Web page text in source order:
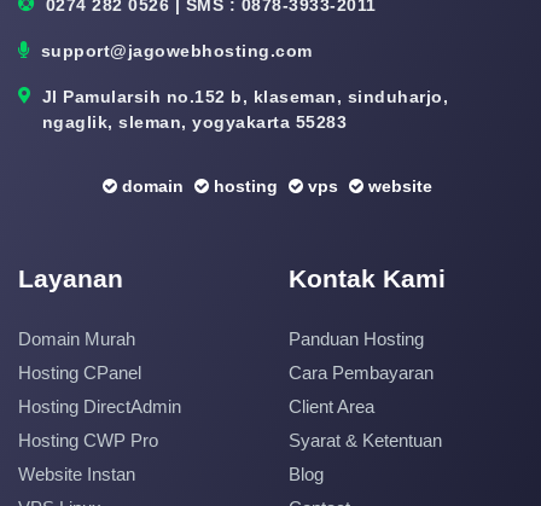
0274 282 0526 | SMS : 0878-3933-2011
support@jagowebhosting.com
Jl Pamularsih no.152 b, klaseman, sinduharjo,
ngaglik, sleman, yogyakarta 55283
domain hosting vps website
Layanan
Domain Murah
Hosting CPanel
Hosting DirectAdmin
Hosting CWP Pro
Website Instan
Kontak Kami
Panduan Hosting
Cara Pembayaran
Client Area
Syarat & Ketentuan
Blog